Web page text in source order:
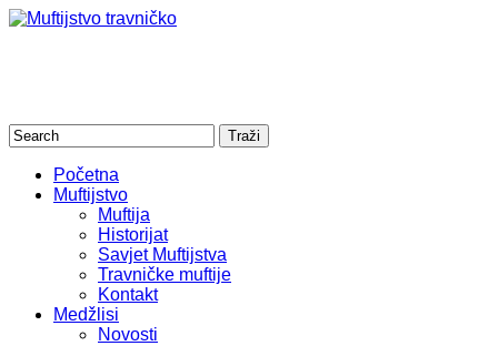
Početna
Muftijstvo
Muftija
Historijat
Savjet Muftijstva
Travničke muftije
Kontakt
Medžlisi
Novosti